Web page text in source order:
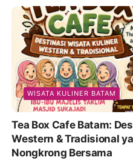
WISATA KULINER BATAM
Tea Box Cafe Batam:
Western & Tradisional
Nongkrong Bersama